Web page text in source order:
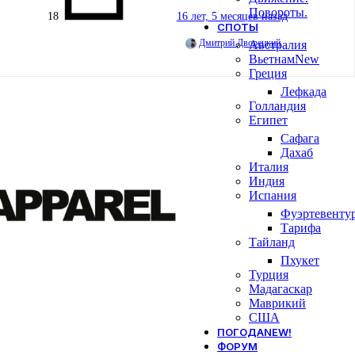
Повороты.
СПОТЫ
Австралия
ВьетнамNew
Греция
Лефкада
Голландия
Египет
Сафага
Дахаб
Италия
Индия
Испания
Тарифа
Тайланд
Пхукет
Турция
Мадагаскар
Маврикий
США
ПОГОДАNEW!
ФОРУМ
18 16 лет, 5 месяцев назад
Дмитрий Дворецкий